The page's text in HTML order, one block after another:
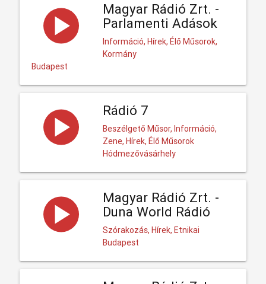
Magyar Rádió Zrt. -
Parlamenti Adások
Információ, Hírek, Élő Műsorok,
Kormány
Budapest
Rádió 7
Beszélgető Műsor, Információ,
Zene, Hírek, Élő Műsorok
Hódmezővásárhely
Magyar Rádió Zrt. -
Duna World Rádió
Szórakozás, Hírek, Etnikai
Budapest